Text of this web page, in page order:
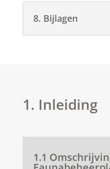
8. Bijlagen
1. Inleiding
1.1